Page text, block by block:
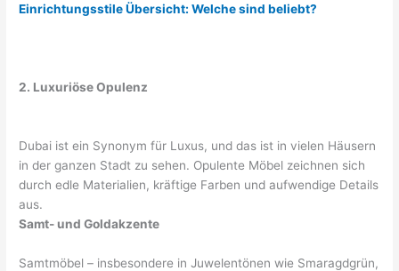
Einrichtungsstile Übersicht: Welche sind beliebt?
2. Luxuriöse Opulenz
Dubai ist ein Synonym für Luxus, und das ist in vielen Häusern
in der ganzen Stadt zu sehen. Opulente Möbel zeichnen sich
durch edle Materialien, kräftige Farben und aufwendige Details
aus.
Samt- und Goldakzente
Samtmöbel – insbesondere in Juwelentönen wie Smaragdgrün,